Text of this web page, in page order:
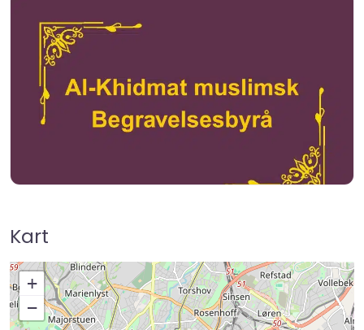
Kart
+
−
Press Enter key to search